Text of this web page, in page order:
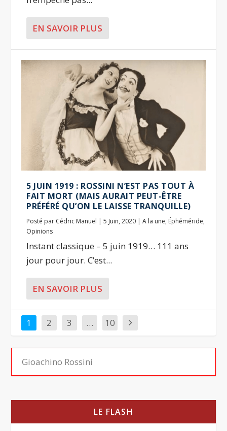
EN SAVOIR PLUS
5 JUIN 1919 : ROSSINI N’EST PAS TOUT À
FAIT MORT (MAIS AURAIT PEUT-ÊTRE
PRÉFÉRÉ QU’ON LE LAISSE TRANQUILLE)
Posté par Cédric Manuel |5 Juin, 2020 |A la une, Éphéméride,
Opinions
Instant classique – 5 juin 1919… 111 ans
jour pour jour. C’est...
EN SAVOIR PLUS
1 2 3 … 10
LE FLASH